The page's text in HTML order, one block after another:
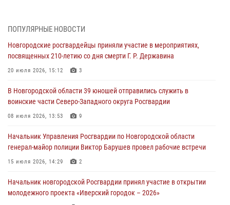
В Великом Новгороде сотрудники центра лицензионно-
разрешительной работы Росгвардии провели телефонную «горячую
30 июля 2026, 14:36 1
Новгородские росгвардейцы рассказали о службе детям из летнего
30 июля 2026, 08:40 5
Новгородские росгвардейцы задержали мужчину
Телесюжет в программе "Новгородское областное телевидение.
ПОПУЛЯРНЫЕ НОВОСТИ
Новгородские росгвардейцы приняли участие в мероприятиях,
посвященных 210-летию со дня смерти Г. Р. Державина
20 июля 2026, 15:12 3
В Новгородской области 39 юношей отправились служить в
воинские части Северо-Западного округа Росгвардии
08 июля 2026, 13:53 9
Начальник Управления Росгвардии по Новгородской области
генерал-майор полиции Виктор Барушев провел рабочие встречи
15 июля 2026, 14:29 2
Начальник новгородской Росгвардии принял участие в открытии
молодежного проекта «Иверский городок – 2026»